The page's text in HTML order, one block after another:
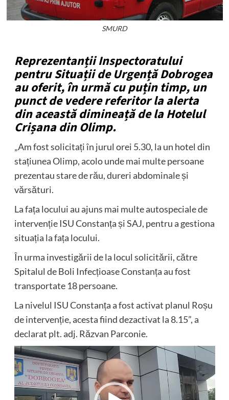
SMURD
Reprezentanții Inspectoratului
pentru Situații de Urgență Dobrogea
au oferit, în urmă cu puțin timp, un
punct de vedere referitor la alerta
din această dimineață de la Hotelul
Crișana din Olimp.
„Am fost solicitați în jurul orei 5.30, la un hotel din
stațiunea Olimp, acolo unde mai multe persoane
prezentau stare de rău, dureri abdominale și
vărsături.
La fața locului au ajuns mai multe autospeciale de
intervenție ISU Constanța și SAJ, pentru a gestiona
situația la fața locului.
În urma investigării de la locul solicitării, către
Spitalul de Boli Infecțioase Constanța au fost
transportate 18 persoane.
La nivelul ISU Constanța a fost activat planul Roșu
de intervenție, acesta fiind dezactivat la 8.15”, a
declarat plt. adj. Răzvan Parconie.
Player
video